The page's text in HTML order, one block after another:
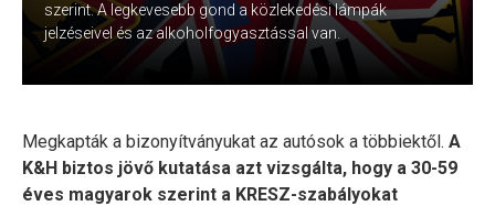
szerint. A legkevesebb gond a közlekedési lámpák
jelzéseivel és az alkoholfogyasztással van.
Megkapták a bizonyítványukat az autósok a többiektől. A
K&H biztos jövő kutatása azt vizsgálta, hogy a 30-59
éves magyarok szerint a KRESZ-szabályokat